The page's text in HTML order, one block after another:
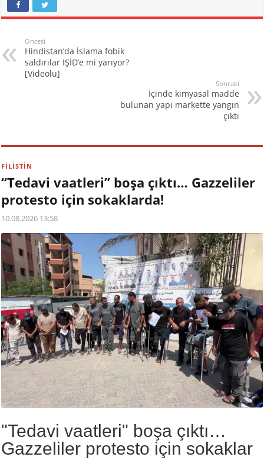
Öncesi
Hindistan’da İslama fobik
saldırılar IŞİD’e mi yarıyor?
[Videolu]
Sonraki
İçinde kimyasal madde
bulunan yapı markette yangın
çıktı
FİLİSTİN
“Tedavi vaatleri” boşa çıktı… Gazzeliler
protesto için sokaklarda!
10.08.2026 13:58
"Tedavi vaatleri" boşa çıktı…
Gazzeliler protesto için sokaklar